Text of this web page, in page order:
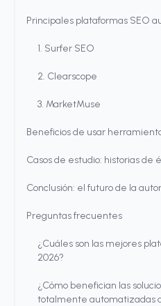
Principales plataformas SEO
1. Surfer SEO
2. Clearscope
3. MarketMuse
Beneficios de usar
Casos de estudio: historias de
Conclusión: el futuro de la
Preguntas frecuentes
¿Cuáles son las mejores
2026?
¿Cómo benefician las
totalmente automatizadas